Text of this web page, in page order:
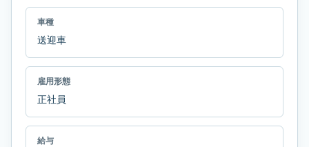
車種
送迎車
雇用形態
正社員
給与